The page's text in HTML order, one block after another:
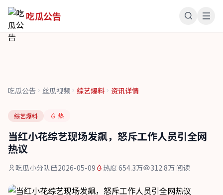
吃瓜公告
吃瓜公告 丝瓜视频 综艺爆料 资讯详情
综艺爆料 热
当红小花综艺现场发飙，怒斥工作人员引全网
热议
吃瓜小分队 2026-05-09 热度 654.3万 312.8万 阅读